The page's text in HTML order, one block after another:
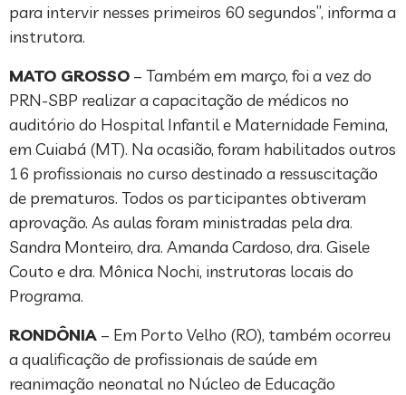
para intervir nesses primeiros 60 segundos”, informa a
instrutora.
MATO GROSSO – Também em março, foi a vez do
PRN-SBP realizar a capacitação de médicos no
auditório do Hospital Infantil e Maternidade Femina,
em Cuiabá (MT). Na ocasião, foram habilitados outros
16 profissionais no curso destinado a ressuscitação
de prematuros. Todos os participantes obtiveram
aprovação. As aulas foram ministradas pela dra.
Sandra Monteiro, dra. Amanda Cardoso, dra. Gisele
Couto e dra. Mônica Nochi, instrutoras locais do
Programa.
RONDÔNIA – Em Porto Velho (RO), também ocorreu
a qualificação de profissionais de saúde em
reanimação neonatal no Núcleo de Educação